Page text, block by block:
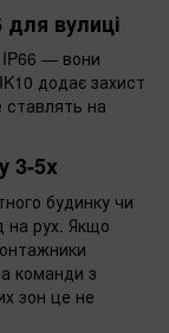
вулиці
IP66 — вони
додає захист
ставлять на
3-5x
будинку чи
на рух. Якщо
команди з
зон це не